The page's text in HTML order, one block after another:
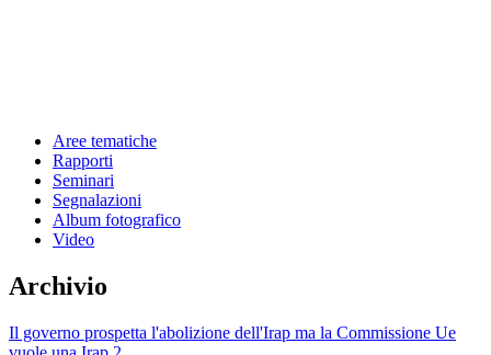
Aree tematiche
Rapporti
Seminari
Segnalazioni
Album fotografico
Video
Archivio
Il governo prospetta l'abolizione dell'Irap ma la Commissione Ue